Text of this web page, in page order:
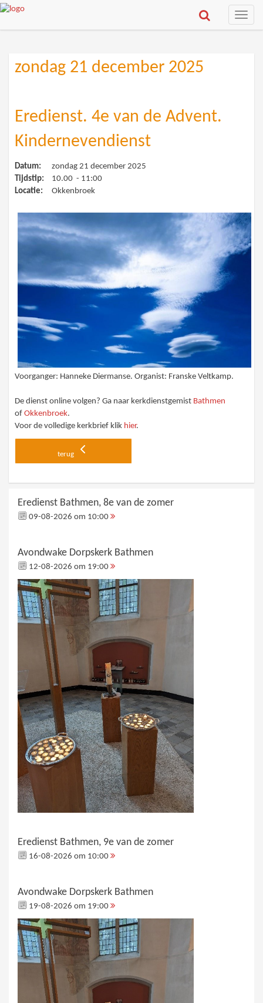
Toggle
zondag 21 december 2025
Eredienst. 4e van de Advent.
Kindernevendienst
Datum:
zondag 21 december 2025
Tijdstip:
10.00 - 11:00
Locatie:
Okkenbroek
Voorganger: Hanneke Diermanse. Organist: Franske Veltkamp.
De dienst online volgen? Ga naar kerkdienstgemist Bathmen
ofOkkenbroek.
Voor de volledige kerkbrief klik hier.
terug
Eredienst Bathmen, 8e van de zomer
09-08-2026 om 10:00
Avondwake Dorpskerk Bathmen
12-08-2026 om 19:00
Eredienst Bathmen, 9e van de zomer
16-08-2026 om 10:00
Avondwake Dorpskerk Bathmen
19-08-2026 om 19:00